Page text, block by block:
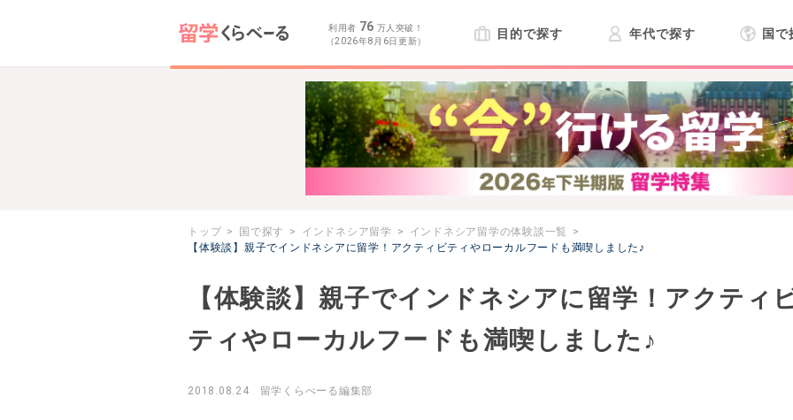
利用者 76 万人突破！
（2026年8月6日更新）
目的で探す 年代で探す 国で
トップ 国で探す インドネシア留学
インドネシア留学の体験談一覧
【体験談】親子でインドネシアに留学！アクティビティやローカルフードも満喫しました♪
【体験談】親子でインドネシアに留学！アクティ
ティやローカルフードも満喫しました♪
2018.08.24 留学くらべーる編集部